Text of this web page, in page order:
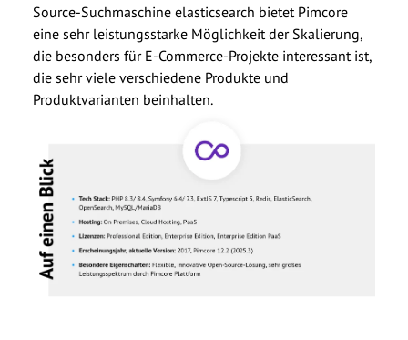
Source-Suchmaschine elasticsearch bietet Pimcore
eine sehr leistungsstarke Möglichkeit der Skalierung,
die besonders für E-Commerce-Projekte interessant ist,
die sehr viele verschiedene Produkte und
Produktvarianten beinhalten.